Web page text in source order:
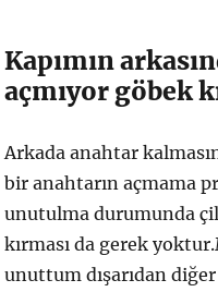
Kapımın
açmıyor göbek
Arkada anahtar
bir anahtarın açmama
unutulma durumunda
kırması da gerek
unuttum dışarıdan